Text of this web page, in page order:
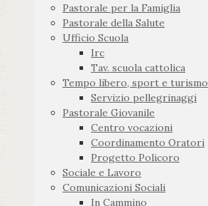
Pastorale per la Famiglia
Pastorale della Salute
Ufficio Scuola
Irc
Tav. scuola cattolica
Tempo libero, sport e turismo
Servizio pellegrinaggi
Pastorale Giovanile
Centro vocazioni
Coordinamento Oratori
Progetto Policoro
Sociale e Lavoro
Comunicazioni Sociali
In Cammino